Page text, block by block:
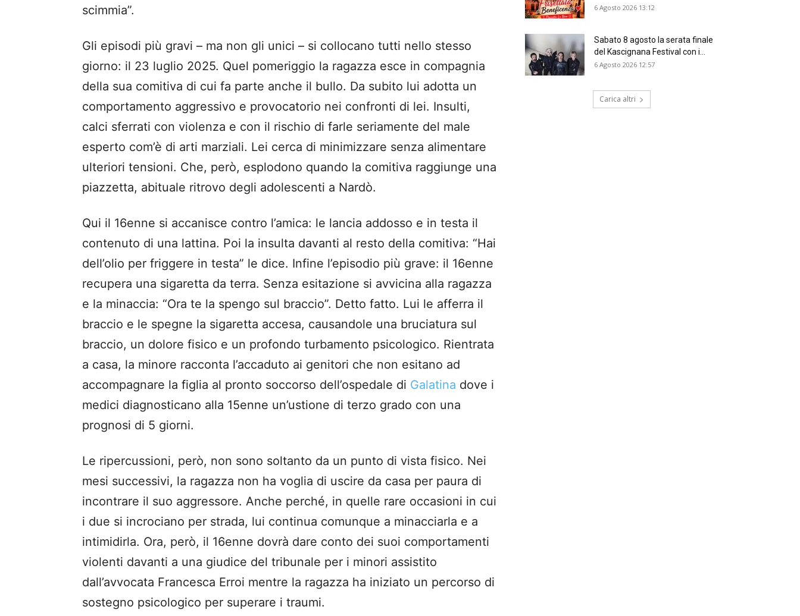
scimmia”.
Gli episodi più gravi – ma non gli unici – si collocano tutti nello stesso
giorno: il 23 luglio 2025. Quel pomeriggio la ragazza esce in compagnia
della sua comitiva di cui fa parte anche il bullo. Da subito lui adotta un
comportamento aggressivo e provocatorio nei confronti di lei. Insulti,
calci sferrati con violenza e con il rischio di farle seriamente del male
esperto com’è di arti marziali. Lei cerca di minimizzare senza alimentare
ulteriori tensioni. Che, però, esplodono quando la comitiva raggiunge una
piazzetta, abituale ritrovo degli adolescenti a Nardò.
Qui il 16enne si accanisce contro l’amica: le lancia addosso e in testa il
contenuto di una lattina. Poi la insulta davanti al resto della comitiva: “Hai
dell’olio per friggere in testa” le dice. Infine l’episodio più grave: il 16enne
recupera una sigaretta da terra. Senza esitazione si avvicina alla ragazza
e la minaccia: “Ora te la spengo sul braccio”. Detto fatto. Lui le afferra il
braccio e le spegne la sigaretta accesa, causandole una bruciatura sul
braccio, un dolore fisico e un profondo turbamento psicologico. Rientrata
a casa, la minore racconta l’accaduto ai genitori che non esitano ad
accompagnare la figlia al pronto soccorso dell’ospedale di Galatina dove i
medici diagnosticano alla 15enne un’ustione di terzo grado con una
prognosi di 5 giorni.
Le ripercussioni, però, non sono soltanto da un punto di vista fisico. Nei
mesi successivi, la ragazza non ha voglia di uscire da casa per paura di
incontrare il suo aggressore. Anche perché, in quelle rare occasioni in cui
i due si incrociano per strada, lui continua comunque a minacciarla e a
intimidirla. Ora, però, il 16enne dovrà dare conto dei suoi comportamenti
violenti davanti a una giudice del tribunale per i minori assistito
dall’avvocata Francesca Erroi mentre la ragazza ha iniziato un percorso di
sostegno psicologico per superare i traumi.
6 Agosto 2026 13:12
Sabato 8 agosto la serata finale
del Kascignana Festival con i...
6 Agosto 2026 12:57
Carica altri